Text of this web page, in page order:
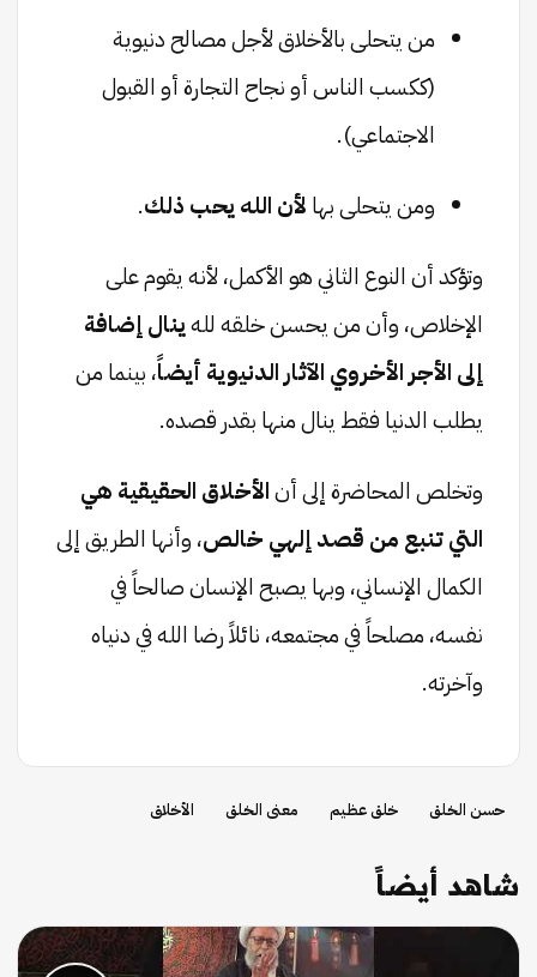
من يتحلى بالأخلاق لأجل مصالح دنيوية
(ككسب الناس أو نجاح التجارة أو القبول
الاجتماعي).
ومن يتحلى بها لأن الله يحب ذلك.
وتؤكد أن النوع الثاني هو الأكمل، لأنه يقوم على
الإخلاص، وأن من يحسن خلقه للهينال إضافة
إلى الأجر الأخروي الآثار الدنيوية أيضاً، بينما من
يطلب الدنيا فقط ينال منها بقدر قصده.
وتخلص المحاضرة إلى أنالأخلاق الحقيقية هي
التي تنبع من قصد إلهي خالص، وأنها الطريق إلى
الكمال الإنساني، وبها يصبح الإنسان صالحاً في
نفسه، مصلحاً في مجتمعه، نائلاً رضا الله في دنياه
وآخرته.
حسن الخلق خلق عظيم معنى الخلق الأخلاق
شاهد أيضاً